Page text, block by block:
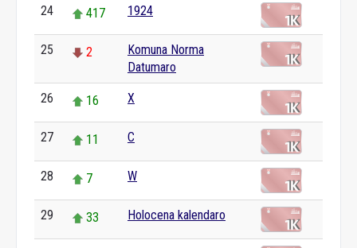
24 417 1924
25 2
Komuna Norma
Datumaro
26 16 X
27 11 C
28 7 W
29 33 Holocena kalendaro